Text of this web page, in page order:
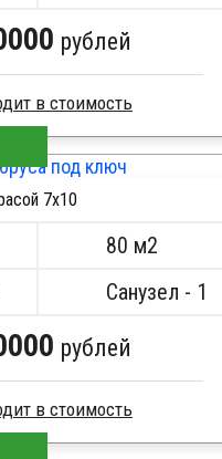
рублей
в стоимость
влажности
мм
нагеля, джут
108 диаметр
7х10
80 м2
Санузел - 1
рублей
в стоимость
влажности